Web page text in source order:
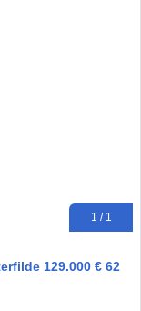
1 / 1
129.000 € 62